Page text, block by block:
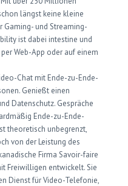
längst keine kleine
Gaming- und Streaming-
ist dabei intestine und
Web-App oder auf einem
Chat mit Ende-zu-Ende-
Genießt einen
Datenschutz. Gespräche
Ende-zu-Ende-
theoretisch unbegrenzt,
von der Leistung des
Firma Savoir-faire
Freiwilligen entwickelt. Sie
Dienst für Video-Telefonie,